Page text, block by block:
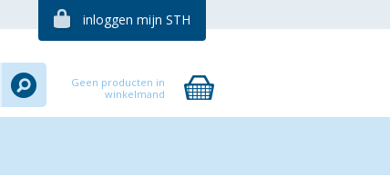
inloggen mijn STH
Geen producten in
winkelmand